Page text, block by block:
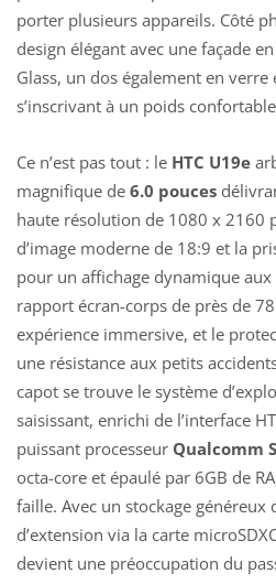
porter plusieurs appareils. Côté
design élégant avec une façade
Glass, un dos également en
s’inscrivant à un poids
Ce n’est pas tout : le HTC U19e
magnifique de 6.0 pouces
haute résolution de 1080 x 2160
d’image moderne de 18:9 et la
pour un affichage dynamique
rapport écran-corps de près de
expérience immersive, et le
une résistance aux petits
capot se trouve le système
saisissant, enrichi de l’interface
puissant processeur Qualcomm
octa-core et épaulé par 6GB de
faille. Avec un stockage généreux
d’extension via la carte
devient une préoccupation du